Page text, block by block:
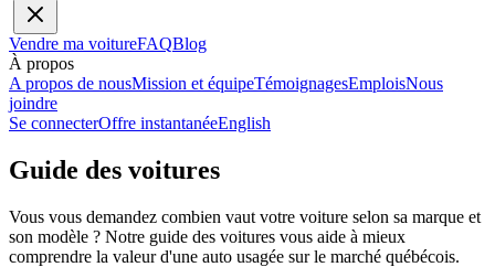
Vendre ma voitureFAQBlog
À propos
A propos de nousMission et équipeTémoignagesEmploisNous
joindre
Se connecterOffre instantanéeEnglish
Guide des voitures
Vous vous demandez combien vaut votre voiture selon sa marque et
son modèle ? Notre guide des voitures vous aide à mieux
comprendre la valeur d'une auto usagée sur le marché québécois.